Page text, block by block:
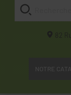
82
NOTRE